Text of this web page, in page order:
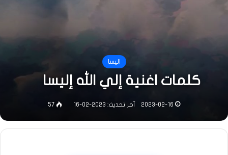
اليسا
كلمات اغنية إلي الله إليسا
2023-02-16 آخر تحديث: 2023-02-16 57